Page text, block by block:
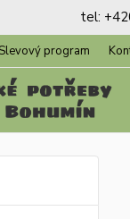
tel:
program